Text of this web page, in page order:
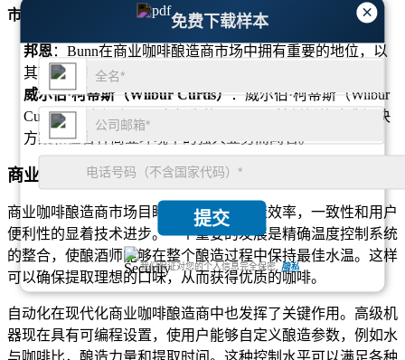
×
免费下载样本
提交
我们保证对您的个人信息完全保密. 隐私
市场份额最高的顶级公司
邦恩：Bunn在商业咖啡酿造商市场中拥有重要的地位，以
其可靠和高效的酿造设备范围广泛。
威尔伯·柯蒂斯（Wilbur Curtis）：威尔伯·柯蒂斯（Wilbur
Curtis）是市场上另一家领先的公司，以其创新的酿造解决
方案和在各种商业环境中的强大业务而闻名。
商业咖啡酿酒商市场的技术进步
商业咖啡酿造商市场目睹了旨在提高酿造效率，一致性和用户
便利性的显着技术进步。一个重要的发展是精确温度控制系统
的整合，使酿酒师能够在整个酿造过程中保持最佳水温。这样
可以确保提取理想的口味，从而获得优质的咖啡。
自动化在现代化商业咖啡酿造商中也发挥了关键作用。高级机
器现在具有可编程设置，使用户能够自定义酿造参数，例如水
与咖啡比，酿造力量和提取时间。这种控制水平可以满足各种